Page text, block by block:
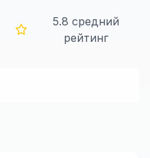
5.8 средний
рейтинг